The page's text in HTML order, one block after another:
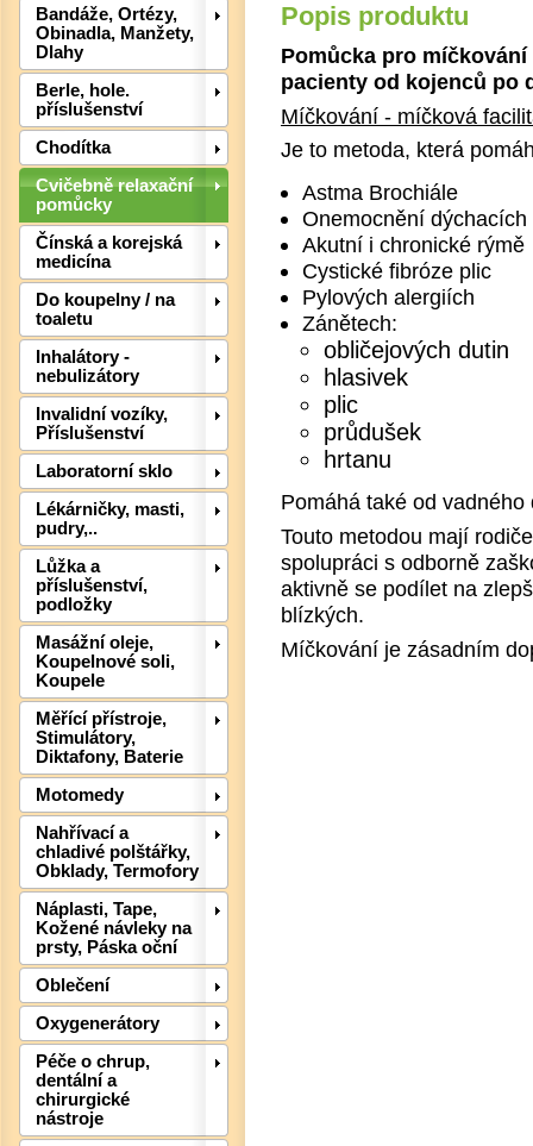
Bandáže, Ortézy,
Obinadla, Manžety,
Dlahy
Berle, hole.
příslušenství
Chodítka
Cvičebně relaxační
pomůcky
Čínská a korejská
medicína
Do koupelny / na
toaletu
Inhalátory -
nebulizátory
Invalidní vozíky,
Příslušenství
Laboratorní sklo
Lékárničky, masti,
pudry,..
Lůžka a
příslušenství,
podložky
Masážní oleje,
Koupelnové soli,
Koupele
Měřící přístroje,
Stimulátory,
Diktafony, Baterie
Motomedy
Nahřívací a
chladivé polštářky,
Obklady, Termofory
Náplasti, Tape,
Kožené návleky na
prsty, Páska oční
Oblečení
Oxygenerátory
Péče o chrup,
dentální a
chirurgické
nástroje
Popis produktu
Pomůcka pro
pacienty od kojenců po
Míčkování - míčková
Je to metoda, která
Astma Brochiále
Onemocnění dýchacích
Akutní i chronické rýmě
Cystické fibróze plic
Pylových alergiích
Zánětech:
obličejových dutin
hlasivek
plic
průdušek
hrtanu
Pomáhá také od
Touto metodou mají
spolupráci s odborně
aktivně se podílet na
blízkých.
Míčkování je zásadním